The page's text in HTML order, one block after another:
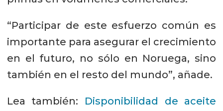
“Participar de este esfuerzo común es
importante para asegurar el crecimiento
en el futuro, no sólo en Noruega, sino
también en el resto del mundo”, añade.
Lea también: Disponibilidad de aceite